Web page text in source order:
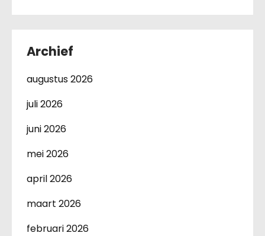
Archief
augustus 2026
juli 2026
juni 2026
mei 2026
april 2026
maart 2026
februari 2026